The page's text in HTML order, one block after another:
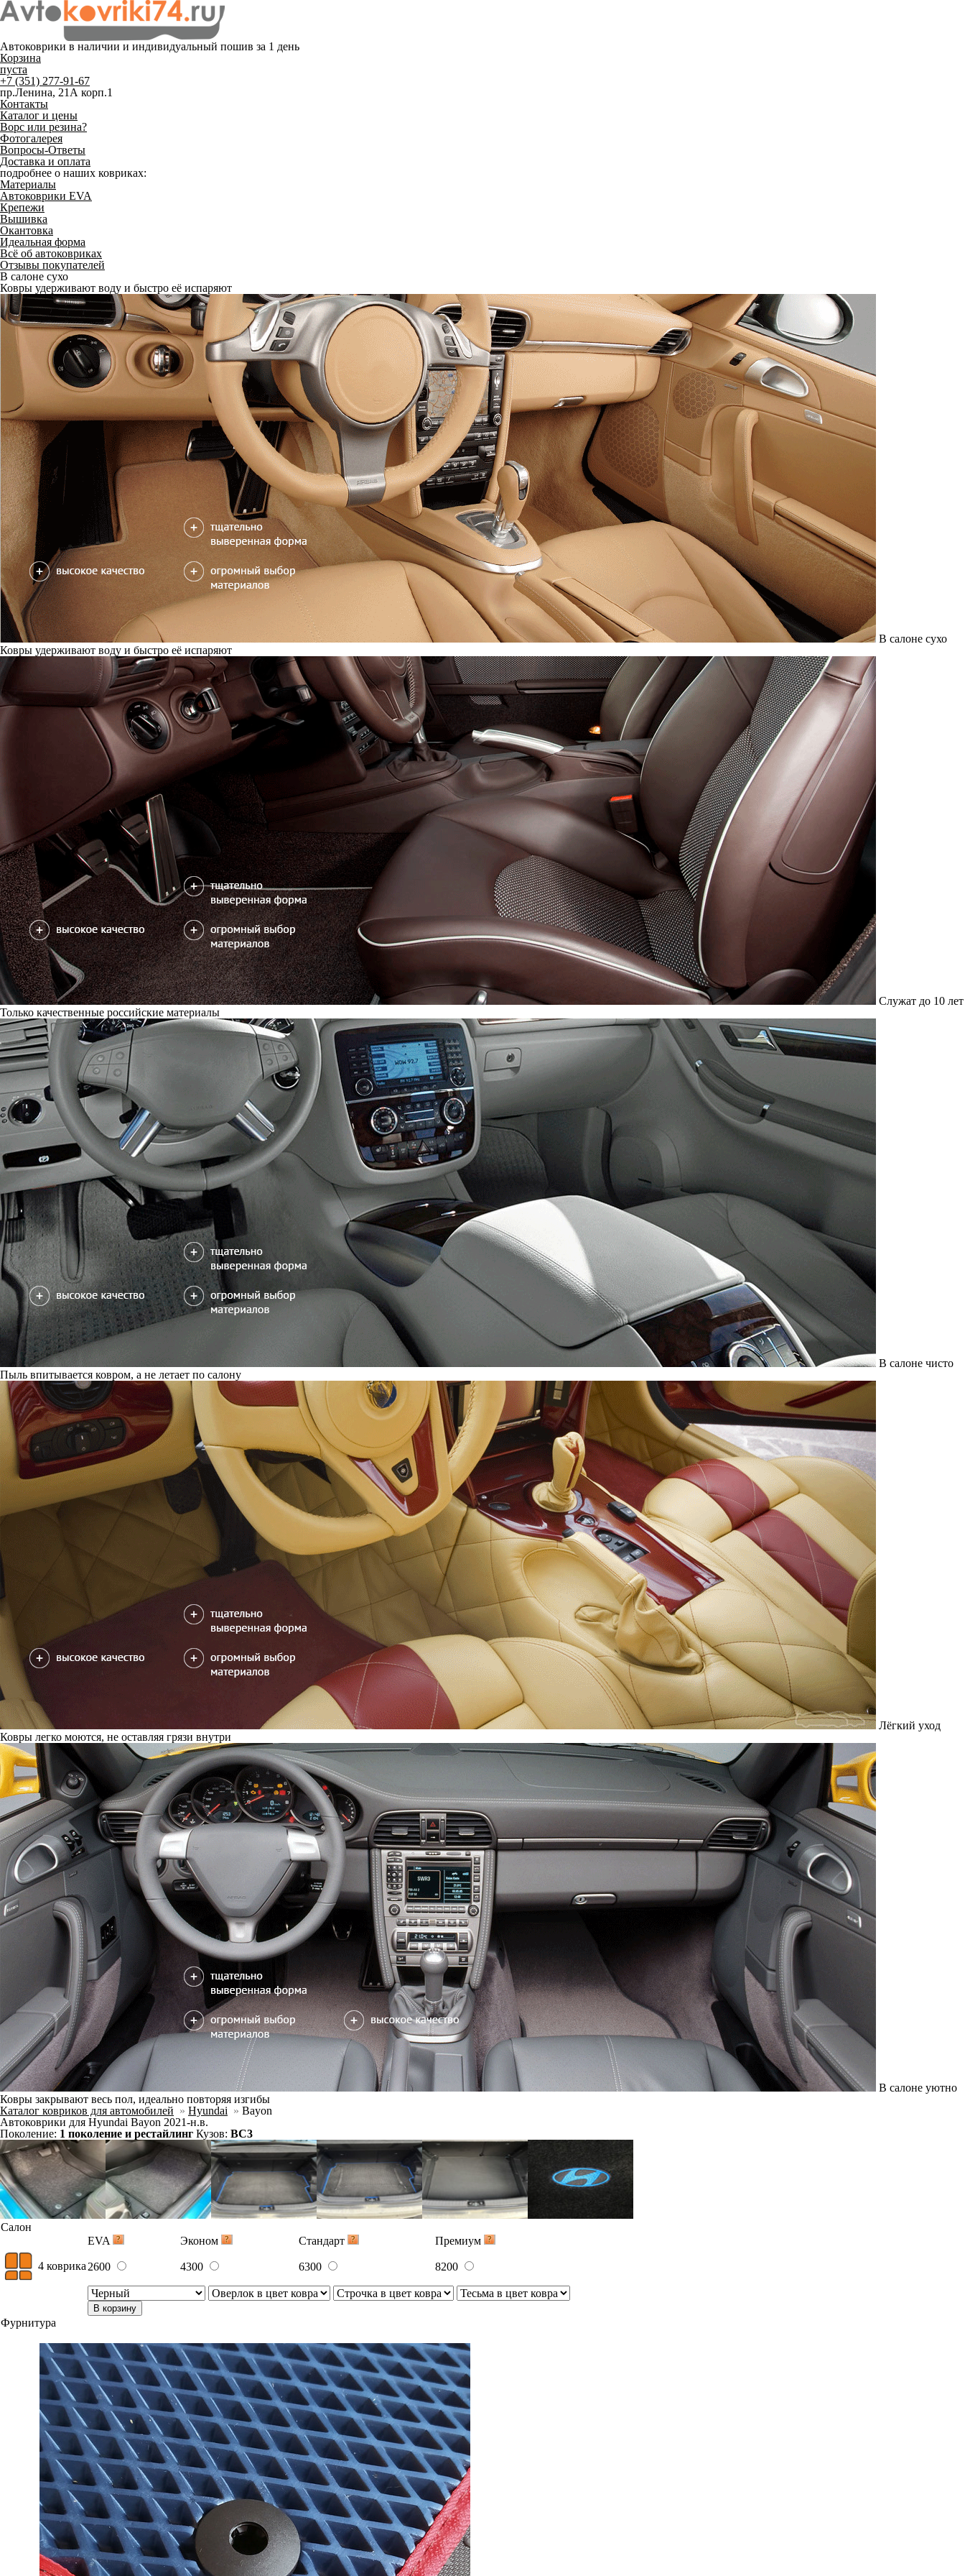
Автоковрики в наличии и индивидуальный пошив за 1 день
Корзина
пуста
+7 (351) 277-91-67
пр.Ленина, 21А корп.1
Контакты
Каталог и цены
Ворс или резина?
Фотогалерея
Вопросы-Ответы
Доставка и оплата
подробнее о наших ковриках:
Материалы
Автоковрики EVA
Крепежи
Вышивка
Окантовка
Идеальная форма
Всё об автоковриках
Отзывы покупателей
В салоне сухо
Ковры удерживают воду и быстро её испаряют
В салоне сухо
Ковры удерживают воду и быстро её испаряют
Служат до 10 лет
Только качественные российские материалы
В салоне чисто
Пыль впитывается ковром, а не летает по салону
Лёгкий уход
Ковры легко моются, не оставляя грязи внутри
В салоне уютно
Ковры закрывают весь пол, идеально повторяя изгибы
Каталог ковриков для автомобилей » Hyundai » Bayon
Автоковрики для Hyundai Bayon 2021-н.в.
Поколение: 1 поколение и рестайлинг Кузов: BC3
Салон
EVA
Эконом Стандарт Премиум
4 коврика 2600 4300 6300 8200
В корзину
Фурнитура